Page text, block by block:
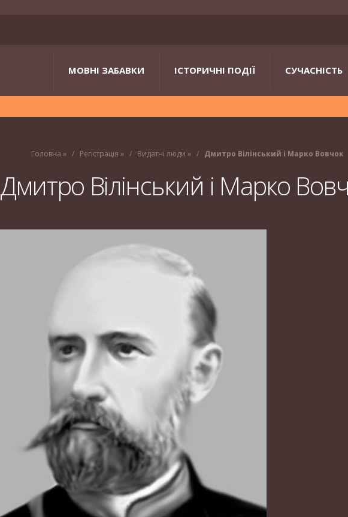
МОВНІ ЗАБАВКИ ІСТОРИЧНІ ПОДІЇ СУЧАСНІСТЬ
Головна » Регістрація » Видатні люди » Дмитро Вілінський і Марко Вовчок
Дмитро Вілінський і Марко